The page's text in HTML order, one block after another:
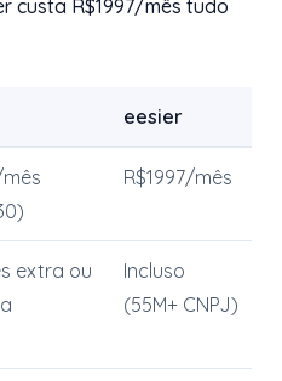
custa R$1997/mês tudo
eesier
R$1997/mês
extra ou
Incluso
(55M+ CNPJ)